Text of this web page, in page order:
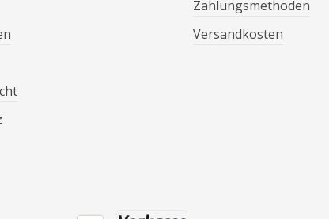
Zahlungsmethoden
Versandkosten